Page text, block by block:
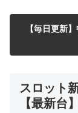
【毎日更新
スロット
【最新台】